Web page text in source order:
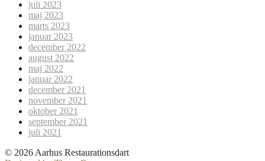
juli 2023
maj 2023
marts 2023
januar 2023
december 2022
august 2022
maj 2022
januar 2022
december 2021
november 2021
oktober 2021
september 2021
juli 2021
© 2026 Aarhus Restaurationsdart